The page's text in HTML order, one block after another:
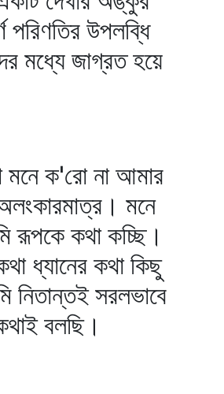
পরিণতির উপলব্ধি
মধ্যে জাগ্রত হয়ে
ক'রো না আমার
মনে
রূপকে কথা কচ্ছি।
ধ্যানের কথা কিছু
নিতান্তই সরলভাবে
বলছি।